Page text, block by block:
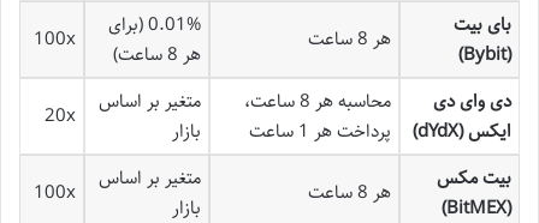
بای بیت
(Bybit)
هر 8 ساعت
0.01% (برای
هر 8 ساعت)
100x
دی وای دی
ایکس (dYdX)
محاسبه هر 8 ساعت،
پرداخت هر 1 ساعت
متغیر بر اساس
بازار
20x
بیت مکس
(BitMEX)
هر 8 ساعت
متغیر بر اساس
بازار
100x